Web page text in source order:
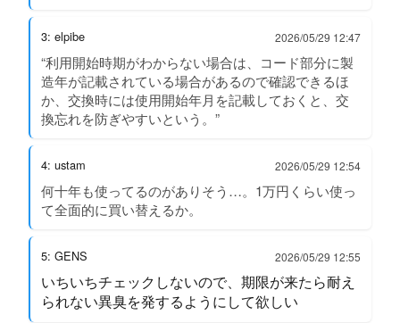
3: elpibe 2026/05/29 12:47
“利用開始時期がわからない場合は、コード部分に製
造年が記載されている場合があるので確認できるほ
か、交換時には使用開始年月を記載しておくと、交
換忘れを防ぎやすいという。”
4: ustam 2026/05/29 12:54
何十年も使ってるのがありそう…。1万円くらい使っ
て全面的に買い替えるか。
5: GENS 2026/05/29 12:55
いちいちチェックしないので、期限が来たら耐え
られない異臭を発するようにして欲しい